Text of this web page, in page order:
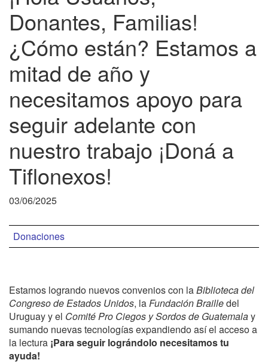
Donantes, Familias!
¿Cómo están? Estamos a
mitad de año y
necesitamos apoyo para
seguir adelante con
nuestro trabajo ¡Doná a
Tiflonexos!
03/06/2025
Donaciones
Estamos logrando nuevos convenios con laBiblioteca del
Congreso de Estados Unidos, laFundación Brailledel
Uruguay y el Comité Pro Ciegos y Sordos de Guatemalay
sumando nuevas tecnologías expandiendo así el acceso a
la lectura ¡Para seguir lográndolo necesitamos tu
ayuda!